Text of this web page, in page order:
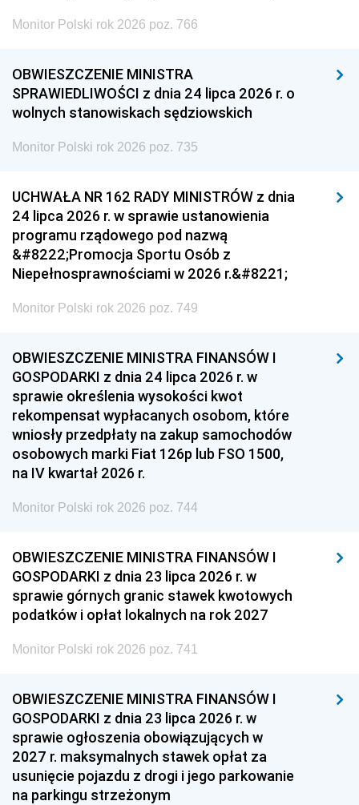
Monitor Polski rok 2026 poz. 766
OBWIESZCZENIE MINISTRA
SPRAWIEDLIWOŚCI z dnia 24 lipca 2026 r. o
wolnych stanowiskach sędziowskich
Monitor Polski rok 2026 poz. 735
UCHWAŁA NR 162 RADY MINISTRÓW z dnia
24 lipca 2026 r. w sprawie ustanowienia
programu rządowego pod nazwą
&#8222;Promocja Sportu Osób z
Niepełnosprawnościami w 2026 r.&#8221;
Monitor Polski rok 2026 poz. 749
OBWIESZCZENIE MINISTRA FINANSÓW I
GOSPODARKI z dnia 24 lipca 2026 r. w
sprawie określenia wysokości kwot
rekompensat wypłacanych osobom, które
wniosły przedpłaty na zakup samochodów
osobowych marki Fiat 126p lub FSO 1500,
na IV kwartał 2026 r.
Monitor Polski rok 2026 poz. 744
OBWIESZCZENIE MINISTRA FINANSÓW I
GOSPODARKI z dnia 23 lipca 2026 r. w
sprawie górnych granic stawek kwotowych
podatków i opłat lokalnych na rok 2027
Monitor Polski rok 2026 poz. 741
OBWIESZCZENIE MINISTRA FINANSÓW I
GOSPODARKI z dnia 23 lipca 2026 r. w
sprawie ogłoszenia obowiązujących w
2027 r. maksymalnych stawek opłat za
usunięcie pojazdu z drogi i jego parkowanie
na parkingu strzeżonym